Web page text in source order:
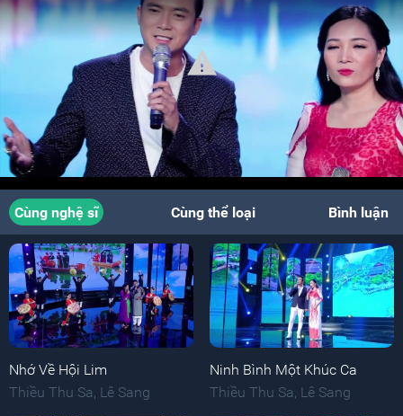
Cùng nghệ sĩ Cùng thể loại Bình luận
Nhớ Về Hội Lim
Thiều Thu Sa Lê Sang
Ninh Bình Một Khúc Ca
Thiều Thu Sa Lê Sang